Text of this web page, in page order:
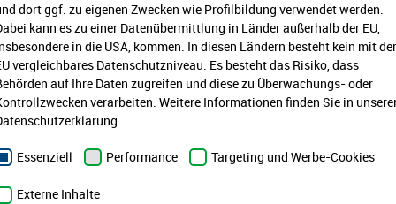
Projekte Berufsorientierungsprojekt
Kinderchor Musiktheater im Revier
Neue Philharmonie Westfalen - Kids-
unserer Stiftung ist die Förderung geeigneter
im Tätigkeitsgebiet der GELSENWASSER AG
Im Fokus stehen dabei Jugendförderung,
dort ggf. zu eigenen Zwecken wie Profilbildung verwendet werden.
kann es zu einer Datenübermittlung in Länder außerhalb der EU,
in die USA, kommen. In diesen Ländern besteht kein mit der
vergleichbares Datenschutzniveau. Es besteht das Risiko, dass
auf Ihre Daten zugreifen und diese zu Überwachungs- oder
verarbeiten. Weitere Informationen finden Sie in
Essenziell Performance Targeting und Werbe-Cookies
Externe Inhalte